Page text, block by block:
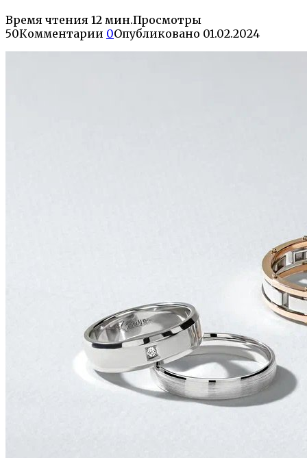
Время чтения 12 мин.Просмотры
50Комментарии 0Опубликовано 01.02.2024